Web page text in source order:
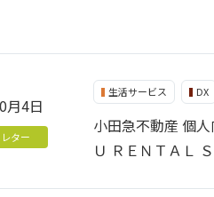
月4日
ター
生活サービス DX
小田急不動産 個
Ｕ ＲＥＮＴＡＬ